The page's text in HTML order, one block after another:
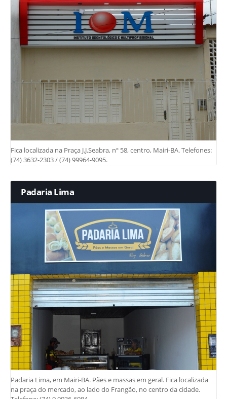
Fica localizada na Praça J.J.Seabra, nº 58, centro, Mairi-BA. Telefones:
(74) 3632-2303 / (74) 99964-9095.
Padaria Lima
Padaria Lima, em Mairi-BA. Pães e massas em geral. Fica localizada
na praça do mercado, ao lado do Frangão, no centro da cidade.